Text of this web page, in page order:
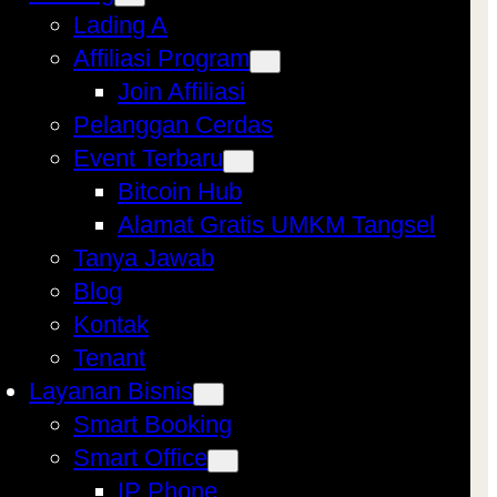
Lading A
Affiliasi Program
Join Affiliasi
Pelanggan Cerdas
Event Terbaru
Bitcoin Hub
Alamat Gratis UMKM Tangsel
Tanya Jawab
Blog
Kontak
Tenant
Layanan Bisnis
Smart Booking
Smart Office
IP Phone